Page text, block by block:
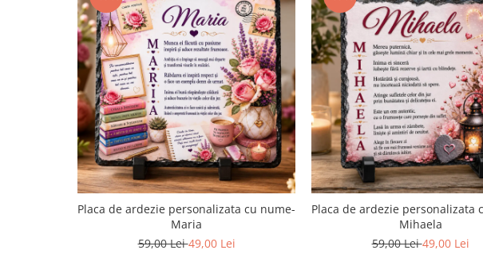
Placa de ardezie personalizata cu nume-
Maria
59,00 Lei49,00 Lei
Placa de ardezie personalizata
Mihaela
59,00 Lei49,00 Lei